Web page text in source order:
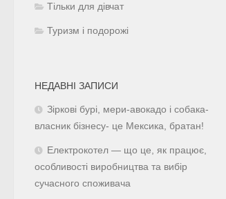
Тільки для дівчат
Туризм і подорожі
НЕДАВНІ ЗАПИСИ
Зіркові бурі, мери-авокадо і собака-
власник бізнесу- це Мексика, братан!
Електрокотел — що це, як працює,
особливості виробництва та вибір
сучасного споживача